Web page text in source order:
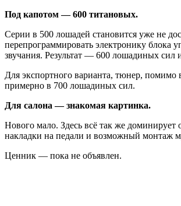
Под капотом — 600 титановых.
Серии в 500 лошадей становится уже не
перепрограммировать электронику блока
звучания. Результат — 600 лошадиных
Для экспортного варианта, тюнер, помимо
примерно в 700 лошадиных сил.
Для салона — знакомая картинка.
Нового мало. Здесь всё так же
накладки на педали и возможный монтаж
Ценник — пока не объявлен.